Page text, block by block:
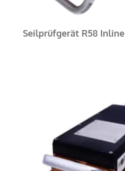
Seilprüfgerät R58 Inline